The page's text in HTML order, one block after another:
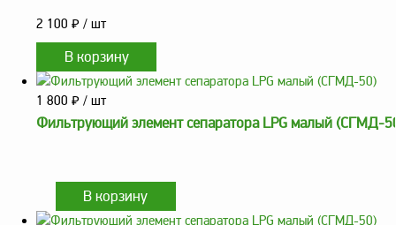
Резервуарное
оборудование
Запорная арматура
Насосы и насосные
агрегаты
Счетчики и фильтры
ФЖУ
2 100 ₽ / шт
1 800 ₽ / шт
Фильтрующий элемент сепаратора LPG малый (СГМД-